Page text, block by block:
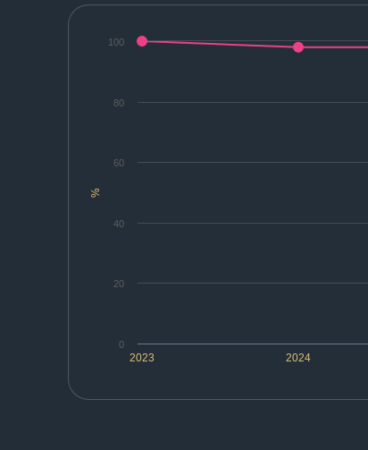
%
2023 2024
0
20
40
60
80
100